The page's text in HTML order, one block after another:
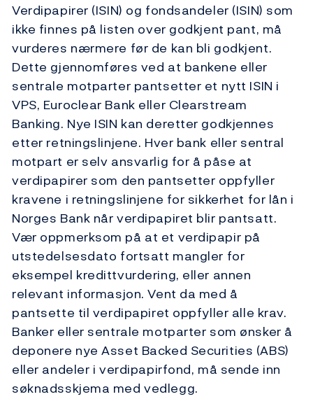
Verdipapirer (ISIN) og fondsandeler (ISIN) som
ikke finnes på listen over godkjent pant, må
vurderes nærmere før de kan bli godkjent.
Dette gjennomføres ved at bankene eller
sentrale motparter pantsetter et nytt ISIN i
VPS, Euroclear Bank eller Clearstream
Banking. Nye ISIN kan deretter godkjennes
etter retningslinjene. Hver bank eller sentral
motpart er selv ansvarlig for å påse at
verdipapirer som den pantsetter oppfyller
kravene i retningslinjene for sikkerhet for lån i
Norges Bank når verdipapiret blir pantsatt.
Vær oppmerksom på at et verdipapir på
utstedelsesdato fortsatt mangler for
eksempel kredittvurdering, eller annen
relevant informasjon. Vent da med å
pantsette til verdipapiret oppfyller alle krav.
Banker eller sentrale motparter som ønsker å
deponere nye Asset Backed Securities (ABS)
eller andeler i verdipapirfond, må sende inn
søknadsskjema med vedlegg.